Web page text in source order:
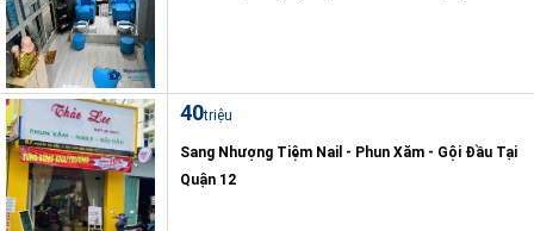
40triệu
Sang Nhượng Tiệm Nail - Phun Xăm - Gội Đầu Tại
Quận 12